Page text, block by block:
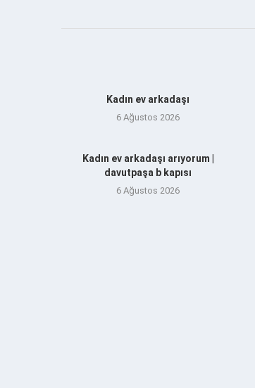
Kadın ev arkadaşı
6 Ağustos 2026
Kadın ev arkadaşı arıyorum |
davutpaşa b kapısı
6 Ağustos 2026